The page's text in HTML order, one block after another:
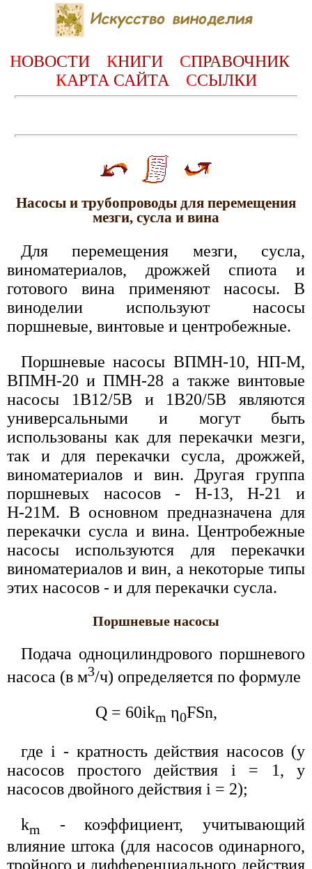
НОВОСТИ КНИГИ СПРАВОЧНИК
КАРТА САЙТА ССЫЛКИ
Насосы и трубопроводы для перемещения
мезги, сусла и вина
Для перемещения мезги, сусла,
виноматериалов, дрожжей спиота и
готового вина применяют насосы. В
виноделии используют насосы
поршневые, винтовые и центробежные.
Поршневые насосы ВПМН-10, НП-М,
ВПМН-20 и ПМН-28 а также винтовые
насосы 1В12/5В и 1В20/5В являются
универсальными и могут быть
использованы как для перекачки мезги,
так и для перекачки сусла, дрожжей,
виноматериалов и вин. Другая группа
поршневых насосов - Н-13, Н-21 и
Н-21М. В основном предназначена для
перекачки сусла и вина. Центробежные
насосы используются для перекачки
виноматериалов и вин, а некоторые типы
этих насосов - и для перекачки сусла.
Поршневые насосы
Подача одноцилиндрового поршневого
насоса (в м3/ч) определяется по формуле
Q = 60ikm η0FSn,
где i - кратность действия насосов (у
насосов простого действия i = 1, у
насосов двойного действия i = 2);
km
- коэффициент, учитывающий
влияние штока (для насосов одинарного,
тройного и дифференциального действия